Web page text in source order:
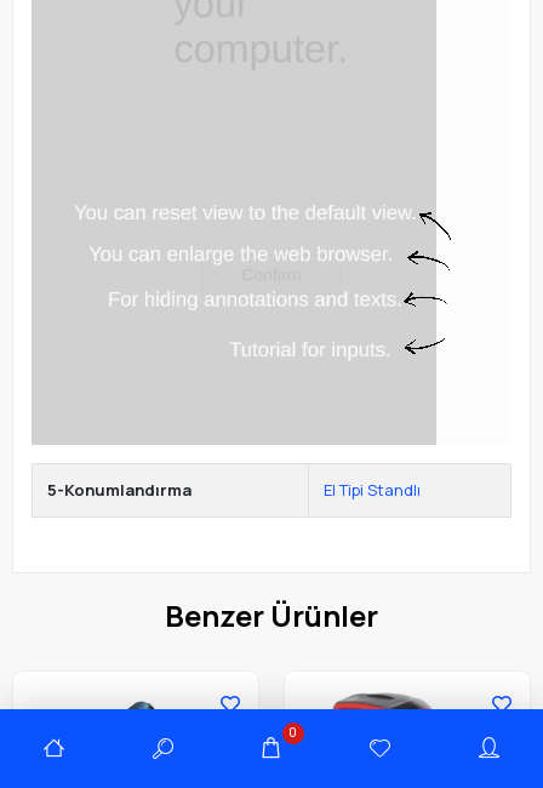
5-Konumlandırma El Tipi Standlı
Benzer Ürünler
0